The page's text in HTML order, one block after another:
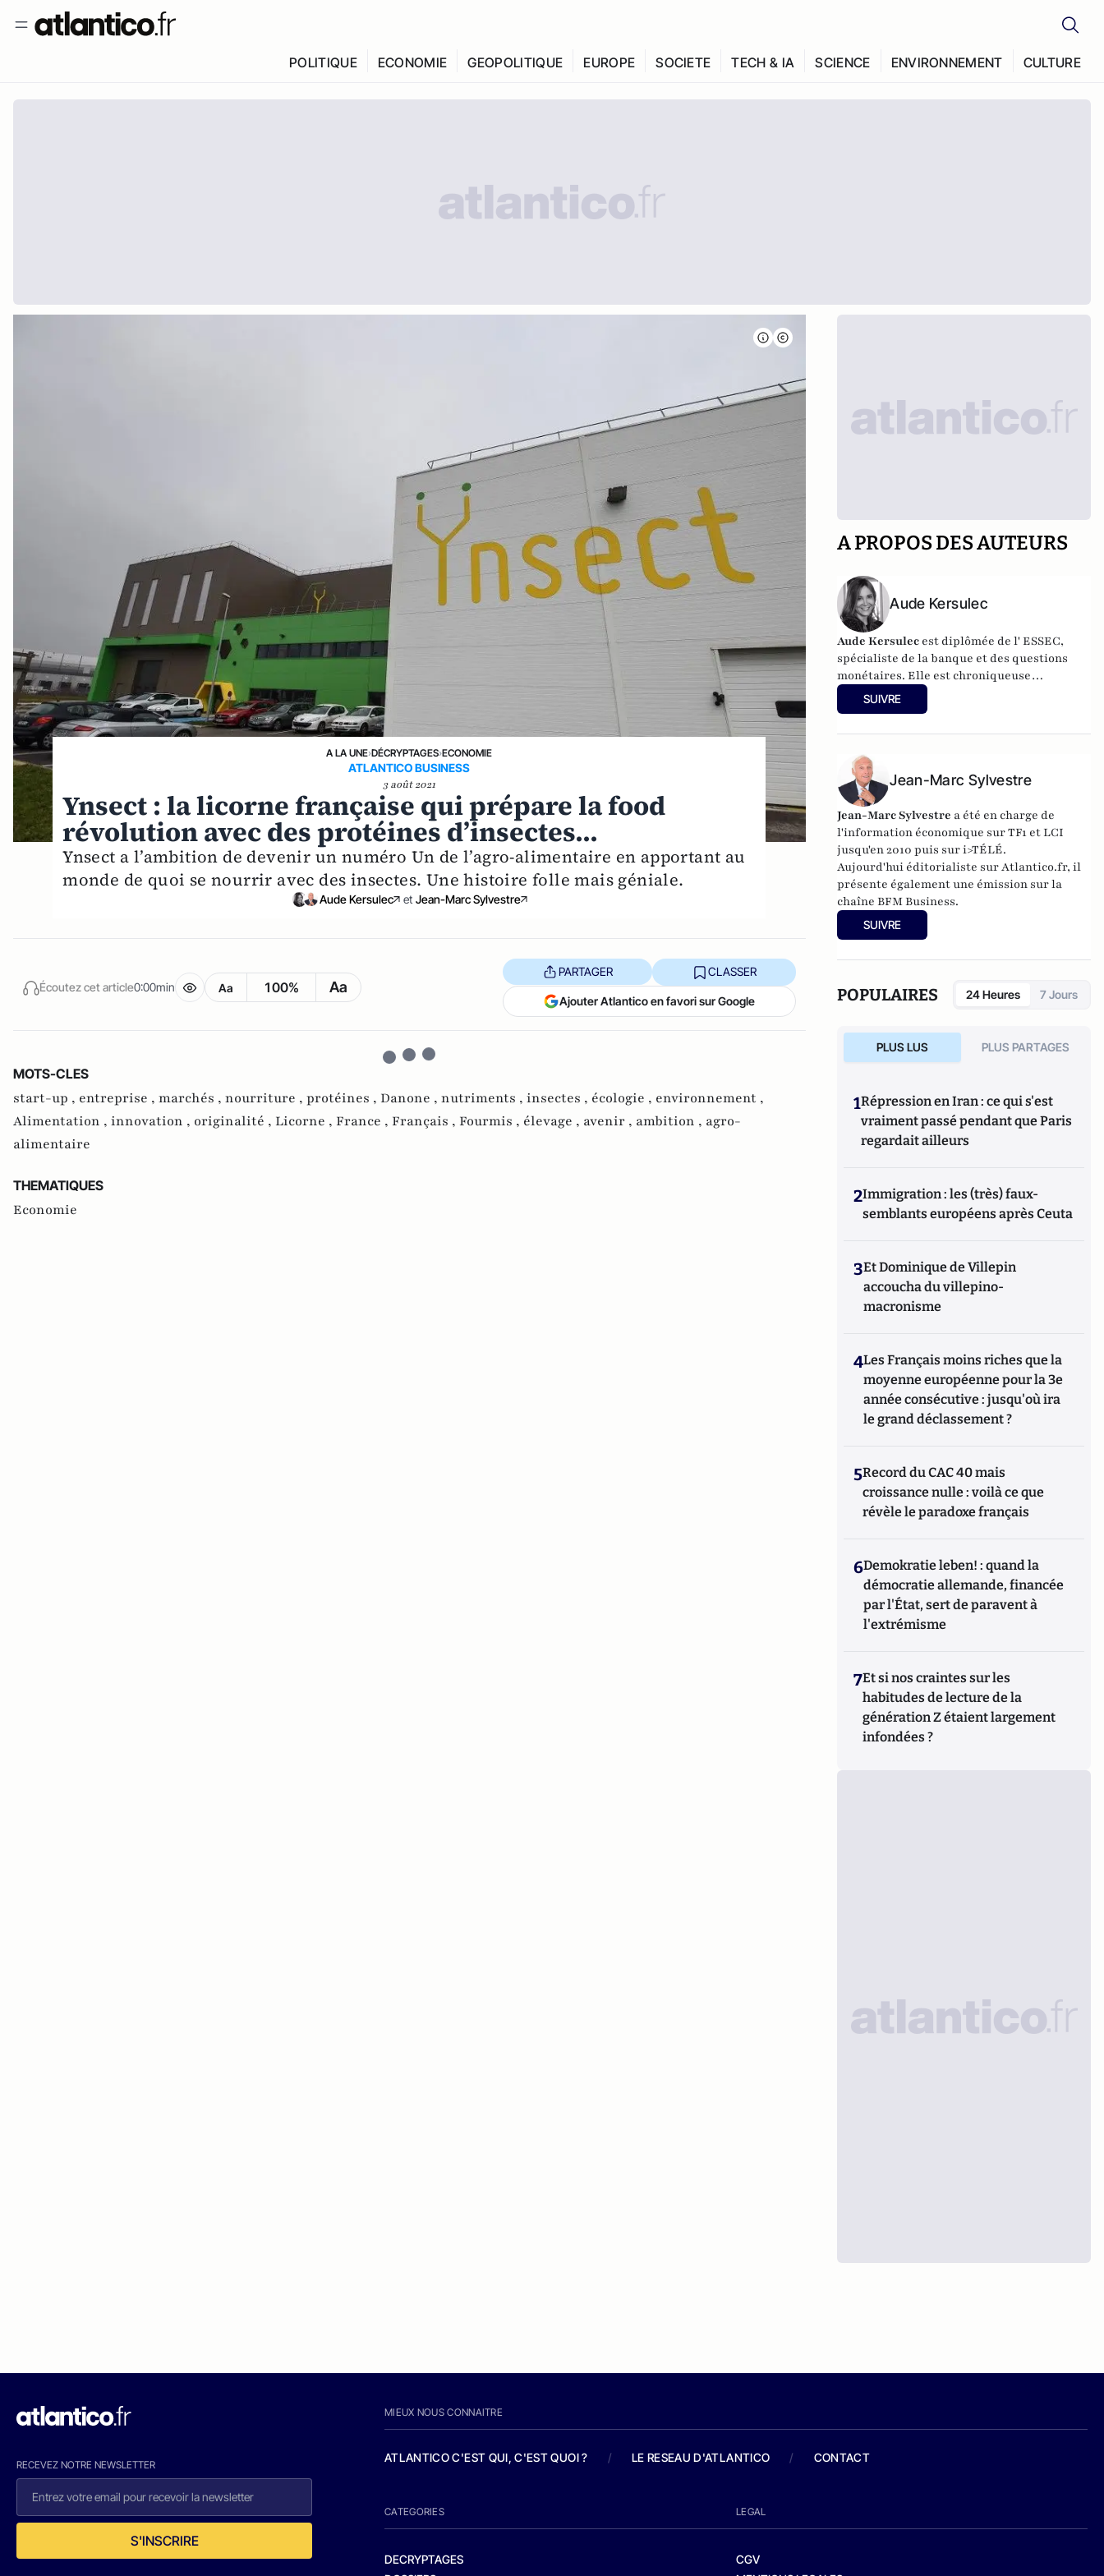
POLITIQUE ECONOMIE GEOPOLITIQUE EUROPE SOCIETE TECH & IA SCIENCE ENVIRONNEMENT CULTURE
A LA UNE›DÉCRYPTAGES›ECONOMIE
ATLANTICO BUSINESS
3 août 2021
Ynsect : la licorne française qui prépare la food
révolution avec des protéines d’insectes...
Ynsect a l’ambition de devenir un numéro Un de l’agro-alimentaire en apportant au
monde de quoi se nourrir avec des insectes. Une histoire folle mais géniale.
Aude Kersulec et Jean-Marc Sylvestre
Écoutez cet article0:00min Aa 100% Aa
PARTAGER CLASSER
Ajouter Atlantico en favori sur Google
MOTS-CLES
start-up , entreprise , marchés , nourriture , protéines , Danone , nutriments , insectes , écologie , environnement ,
Alimentation , innovation , originalité , Licorne , France , Français , Fourmis , élevage , avenir , ambition , agro-
alimentaire
THEMATIQUES
Economie
A PROPOS DES AUTEURS
Aude Kersulec
Aude Kersulec est diplômée de l' ESSEC,
spécialiste de la banque et des questions
monétaires. Elle est chroniqueuse
économique sur BFMTV Business.
SUIVRE
Jean-Marc Sylvestre
Jean-Marc Sylvestre a été en charge de
l'information économique sur TF1 et LCI
jusqu'en 2010 puis sur i>TÉLÉ.
Aujourd'hui éditorialiste sur Atlantico.fr, il
présente également une émission sur la
chaîne BFM Business.
SUIVRE
POPULAIRES 24 Heures 7 Jours
PLUS LUS PLUS PARTAGES
1Répression en Iran : ce qui s'est
vraiment passé pendant que Paris
regardait ailleurs
2Immigration : les (très) faux-
semblants européens après Ceuta
3Et Dominique de Villepin
accoucha du villepino-
macronisme
4Les Français moins riches que la
moyenne européenne pour la 3e
année consécutive : jusqu'où ira
le grand déclassement ?
5Record du CAC 40 mais
croissance nulle : voilà ce que
révèle le paradoxe français
6Demokratie leben! : quand la
démocratie allemande, financée
par l'État, sert de paravent à
l'extrémisme
7Et si nos craintes sur les
habitudes de lecture de la
génération Z étaient largement
infondées ?
RECEVEZ NOTRE NEWSLETTER
S'INSCRIRE
MIEUX NOUS CONNAITRE
ATLANTICO C'EST QUI, C'EST QUOI ? / LE RESEAU D'ATLANTICO / CONTACT
CATEGORIES
DECRYPTAGES
LEGAL
CGV